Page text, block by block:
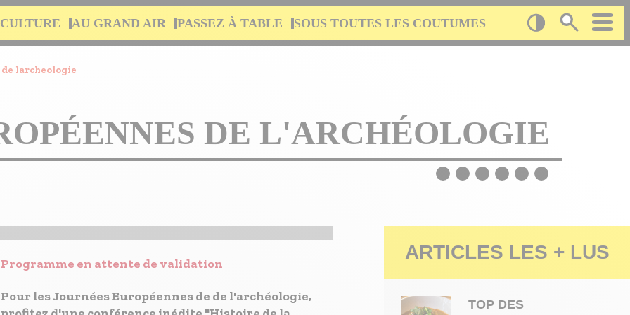
AU GRAND AIR PASSEZ À TABLE SOUS TOUTES LES COUTUMES
larcheologie
DE L'ARCHÉOLOGIE
Programme en attente de validation
Pour les Journées Européennes de de l'archéologie,
ARTICLES LES + LUS
TOP DES